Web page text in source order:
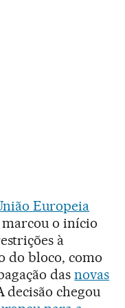
Europeia
o início
à
do bloco, como
dasnovas
decisão chegou